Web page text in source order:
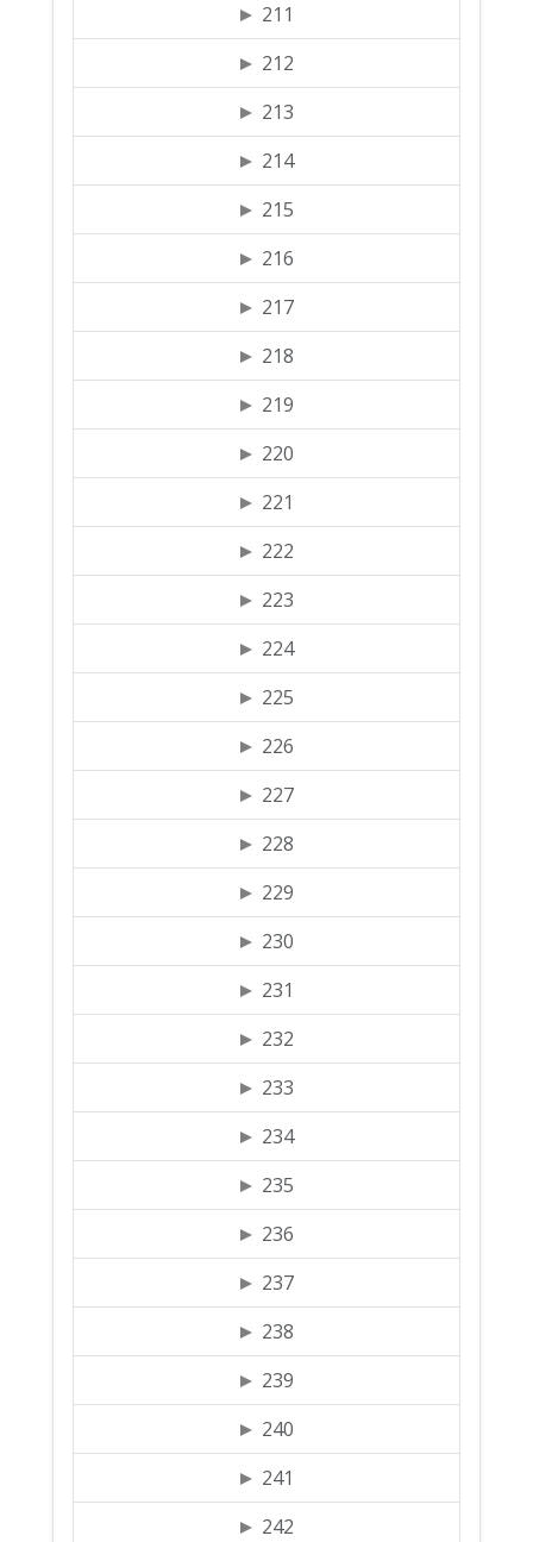
211
212
213
214
215
216
217
218
219
220
221
222
223
224
225
226
227
228
229
230
231
232
233
234
235
236
237
238
239
240
241
242